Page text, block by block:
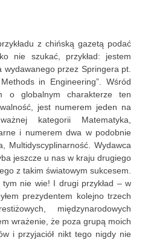
z chińską gazetą podać
nie szukać, przykład: jestem
wydawanego przez Springera pt.
in Engineering”. Wśród
o globalnym charakterze ten
jest numerem jeden na
kategorii Matematyka,
i numerem dwa w podobnie
Multidyscyplinarność. Wydawca
jeszcze u nas w kraju drugiego
z takim światowym sukcesem.
nie wie! I drugi przykład – w
prezydentem kolejno trzech
międzynarodowych
wrażenie, że poza grupą moich
i przyjaciół nikt tego nigdy nie